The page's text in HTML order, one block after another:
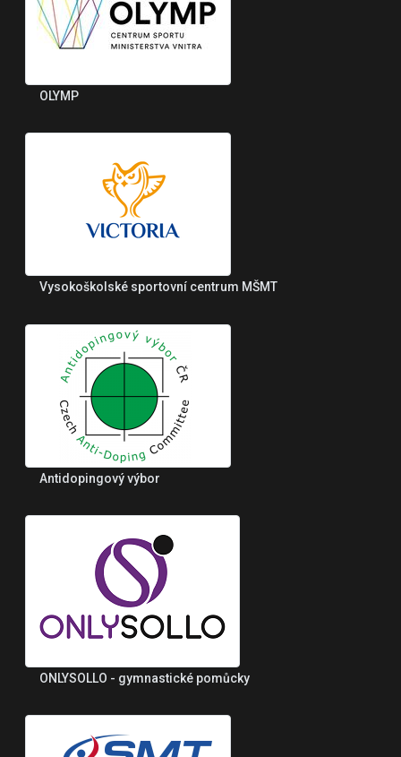
OLYMP
Vysokoškolské sportovní centrum MŠMT
Antidopingový výbor
ONLYSOLLO - gymnastické pomůcky